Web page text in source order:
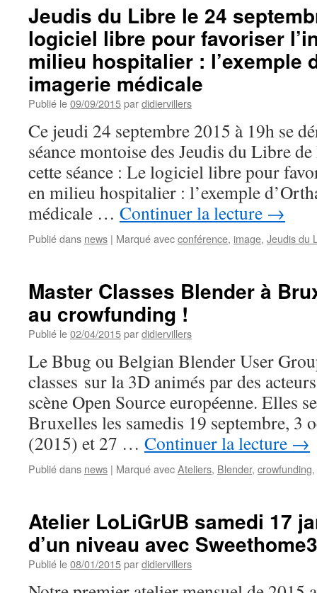
le
15
octobre
à
Mons
Piloter
appareil
photo
numérique
avec
des
logiciels
libres
Jeudis du Libre le 24
logiciel libre pour favoriser
milieu hospitalier : l’exemple
imagerie médicale
Publié le09/09/2015pardidiervillers
Ce jeudi 24 septembre 2015 à 19h se
séance montoise des Jeudis du Libre
cette séance : Le logiciel libre pour
en milieu hospitalier : l’exemple
médicale … Continuer la lecture →
Publié dans news | Marqué avecconférence, image, Jeudis du
Master Classes Blender à
au crowfunding !
Publié le02/04/2015pardidiervillers
Le Bbug ou Belgian Blender User
classes sur la 3D animés par des
scène Open Source européenne. Elles
Bruxelles les samedis 19 septembre, 3
(2015) et 27 … Continuer la lecture →
Publié dans news | Marqué avecAteliers, Blender, crowfunding,
Atelier LoLiGrUB samedi 17
d’un niveau avec
Publié le08/01/2015pardidiervillers